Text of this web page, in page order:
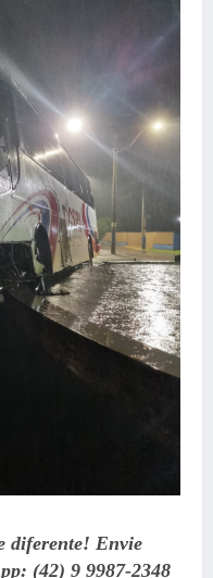
diferente! Envie
(42) 9 9987-2348